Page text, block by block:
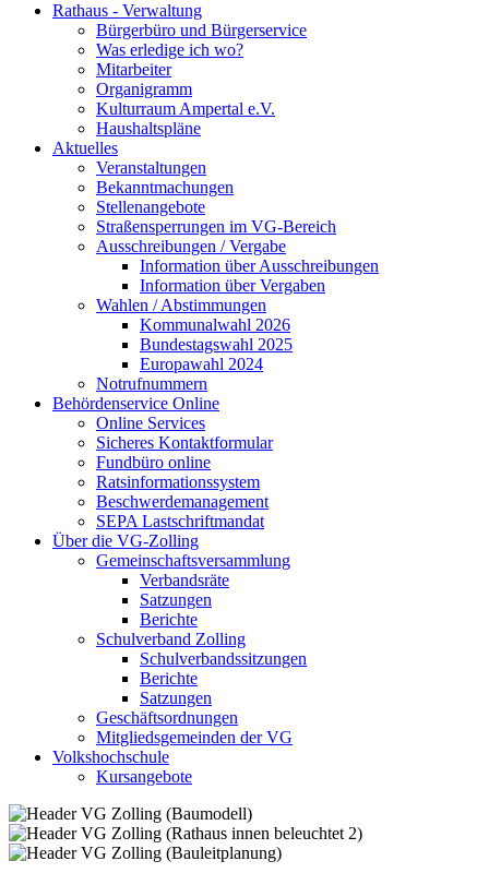
Rathaus - Verwaltung
Bürgerbüro und Bürgerservice
Was erledige ich wo?
Mitarbeiter
Organigramm
Kulturraum Ampertal e.V.
Haushaltspläne
Aktuelles
Veranstaltungen
Bekanntmachungen
Stellenangebote
Straßensperrungen im VG-Bereich
Ausschreibungen / Vergabe
Information über Ausschreibungen
Information über Vergaben
Wahlen / Abstimmungen
Kommunalwahl 2026
Bundestagswahl 2025
Europawahl 2024
Notrufnummern
Behördenservice Online
Online Services
Sicheres Kontaktformular
Fundbüro online
Ratsinformationssystem
Beschwerdemanagement
SEPA Lastschriftmandat
Über die VG-Zolling
Gemeinschaftsversammlung
Verbandsräte
Satzungen
Berichte
Schulverband Zolling
Schulverbandssitzungen
Berichte
Satzungen
Geschäftsordnungen
Mitgliedsgemeinden der VG
Volkshochschule
Kursangebote